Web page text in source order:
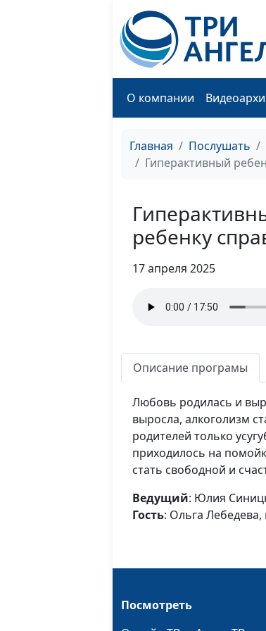
О компании
Главная Послушать
Гиперактивный
ребенку
17 апреля 2025
Описание програмы
Любовь родилась и
выросла, алкоголизм
родителей только
приходилось на
стать свободной и
Ведущий: Юлия
Гость: Ольга Лебедева,
Посмотреть